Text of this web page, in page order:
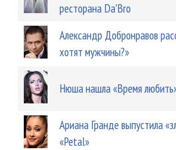
ресторана Da'Bro
Александр Добронравов
хотят мужчины?»
Нюша нашла «Время
Ариана Гранде выпустила
«Petal»